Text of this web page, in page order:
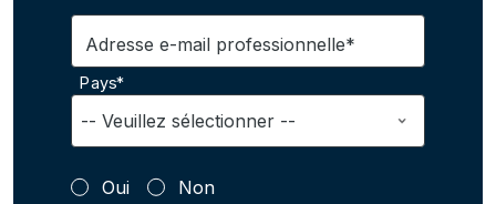
Adresse e-mail professionnelle*
Pays*
Oui Non